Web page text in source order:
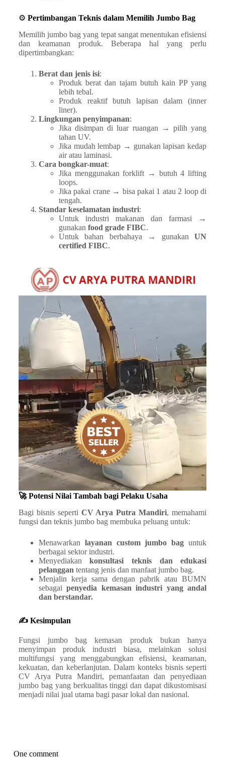
⚙️ Pertimbangan Teknis dalam Memilih Jumbo Bag
Memilih jumbo bag yang tepat sangat menentukan efisiensi
dan keamanan produk. Beberapa hal yang perlu
dipertimbangkan:
Berat dan jenis isi:
Produk berat dan tajam butuh kain PP yang
lebih tebal.
Produk reaktif butuh lapisan dalam (inner
liner).
Lingkungan penyimpanan:
Jika disimpan di luar ruangan → pilih yang
tahan UV.
Jika mudah lembap → gunakan lapisan kedap
air atau laminasi.
Cara bongkar-muat:
Jika menggunakan forklift → butuh 4 lifting
loops.
Jika pakai crane → bisa pakai 1 atau 2 loop di
tengah.
Standar keselamatan industri:
Untuk industri makanan dan farmasi →
gunakan food grade FIBC.
Untuk bahan berbahaya → gunakanUN
certified FIBC.
🚀 Potensi Nilai Tambah bagi Pelaku Usaha
Bagi bisnis seperti CV Arya Putra Mandiri, memahami
fungsi dan teknis jumbo bag membuka peluang untuk:
Menawarkan layanan custom jumbo bag untuk
berbagai sektor industri.
Menyediakankonsultasi teknis dan edukasi
pelanggan tentang jenis dan manfaat jumbo bag.
Menjalin kerja sama dengan pabrik atau BUMN
sebagaipenyedia kemasan industri yang andal
dan berstandar.
✍️ Kesimpulan
Fungsi jumbo bag kemasan produk bukan hanya
menyimpan produk industri biasa, melainkan solusi
multifungsi yang menggabungkan efisiensi, keamanan,
kekuatan, dan keberlanjutan. Dalam konteks bisnis seperti
CV Arya Putra Mandiri, pemanfaatan dan penyediaan
jumbo bag yang berkualitas tinggi dan dapat dikustomisasi
menjadi nilai jual utama bagi pasar lokal dan nasional.
One comment